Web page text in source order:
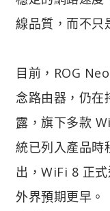
線品質，而不只
目前，ROG
念路由器，仍在
露，旗下多款
統已列入產品時
出，WiFi 8 正
外界預期更早。